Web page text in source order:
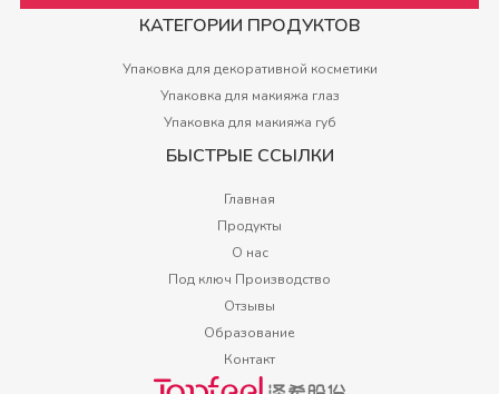
КАТЕГОРИИ ПРОДУКТОВ
Упаковка для декоративной косметики
Упаковка для макияжа глаз
Упаковка для макияжа губ
БЫСТРЫЕ ССЫЛКИ
Главная
Продукты
О нас
Под ключ Производство
Отзывы
Образование
Контакт